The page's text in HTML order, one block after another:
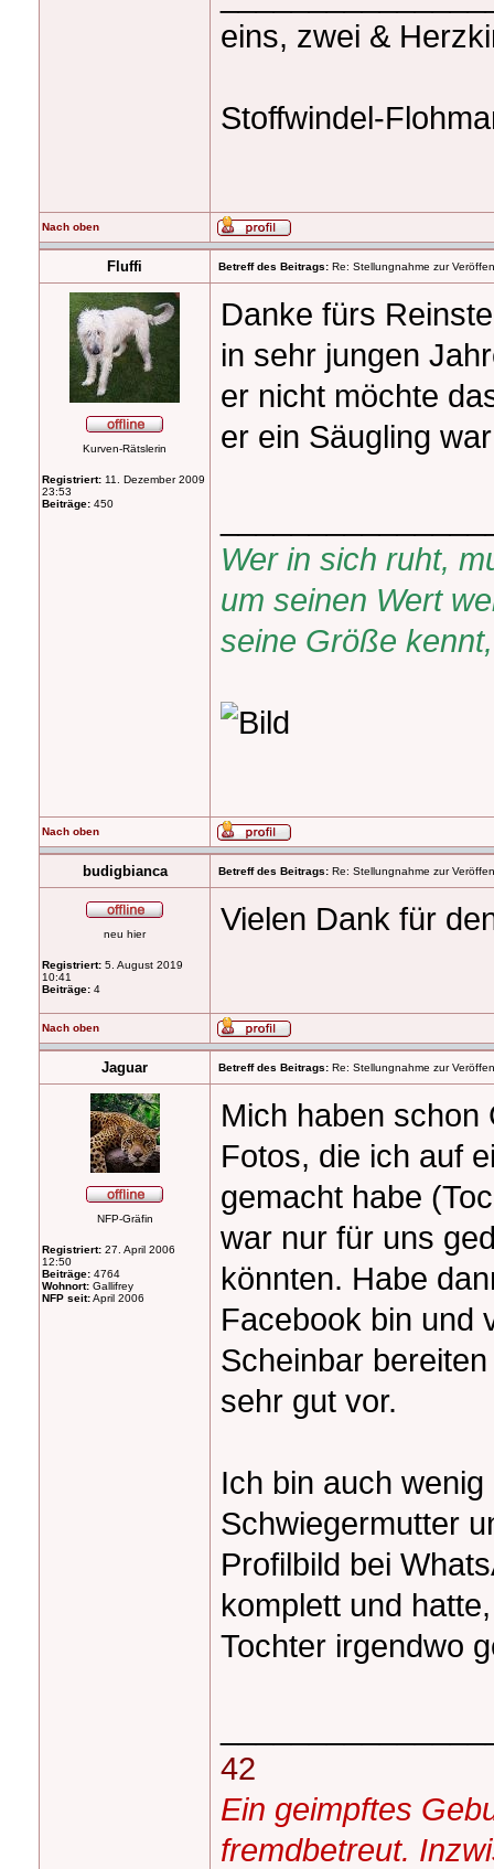
eins, zwei &
Stoffwindel-
Nach oben
Fluffi Betreff des Beitrags: Re: Stellungnahme zur
Kurven-Rätslerin
Registriert: 11. Dezember 2009
23:53
Beiträge: 450
Danke fürs
in sehr jungen
er nicht möchte
er ein Säugling
Wer in sich ruht,
um seinen Wert
seine Größe
Nach oben
budigbianca Betreff des Beitrags: Re: Stellungnahme zur
neu hier
Registriert: 5. August 2019
10:41
Beiträge: 4
Vielen Dank für
Nach oben
Jaguar Betreff des Beitrags: Re: Stellungnahme zur
NFP-Gräfin
Registriert: 27. April 2006
12:50
Beiträge: 4764
Wohnort: Gallifrey
NFP seit:April 2006
Mich haben schon
Fotos, die ich auf
gemacht habe
war nur für uns
könnten. Habe
Facebook bin und
Scheinbar
sehr gut vor.
Ich bin auch
Schwiegermutter
Profilbild bei
komplett und
Tochter irgendwo
42
Ein geimpftes
fremdbetreut.